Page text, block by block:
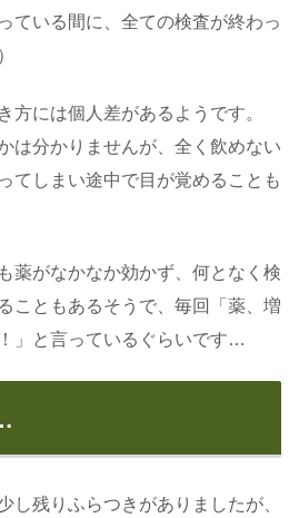
ている間に、全ての検査が終わっ
方には個人差があるようです。
は分かりませんが、全く飲めない
てしまい途中で目が覚めることも
薬がなかなか効かず、何となく検
こともあるそうで、毎回「薬、増
」と言っているぐらいです…
し残りふらつきがありましたが、